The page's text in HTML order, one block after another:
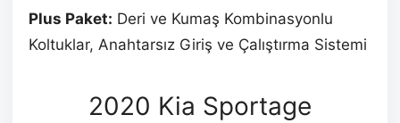
Plus Paket: Deri ve Kumaş Kombinasyonlu
Koltuklar, Anahtarsız Giriş ve Çalıştırma Sistemi
2020 Kia Sportage